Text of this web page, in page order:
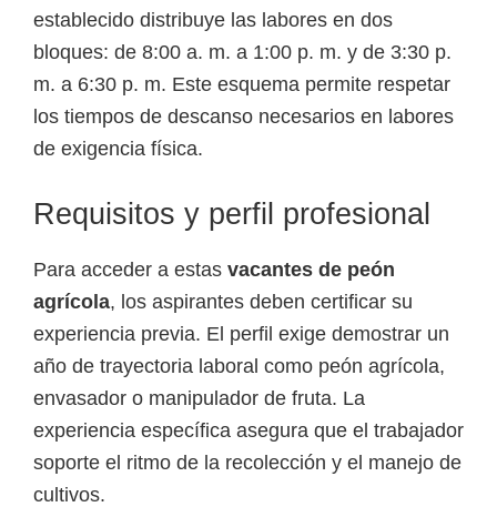
establecido distribuye las labores en dos
bloques: de 8:00 a. m. a 1:00 p. m. y de 3:30 p.
m. a 6:30 p. m. Este esquema permite respetar
los tiempos de descanso necesarios en labores
de exigencia física.
Requisitos y perfil profesional
Para acceder a estas vacantes de peón
agrícola, los aspirantes deben certificar su
experiencia previa. El perfil exige demostrar un
año de trayectoria laboral como peón agrícola,
envasador o manipulador de fruta. La
experiencia específica asegura que el trabajador
soporte el ritmo de la recolección y el manejo de
cultivos.